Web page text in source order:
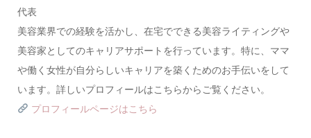
代表
美容業界での経験を活かし、在宅でできる美容ライティングや
美容家としてのキャリアサポートを行っています。特に、ママ
や働く女性が自分らしいキャリアを築くためのお手伝いをして
います。詳しいプロフィールはこちらからご覧ください。
プロフィールページはこちら